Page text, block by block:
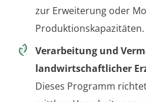
zur Erweiterung oder
Produktionskapazitäten.
Verarbeitung und
landwirtschaftlicher
Dieses Programm